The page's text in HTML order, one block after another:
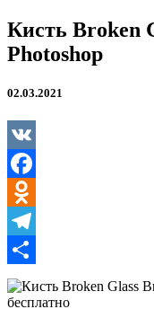
Кисть
Broken
Glass
Pack
Photoshop
Кисть Broken
Photoshop
02.03.2021
VK
Facebook
Odnoklassniki
Telegram
Отправить